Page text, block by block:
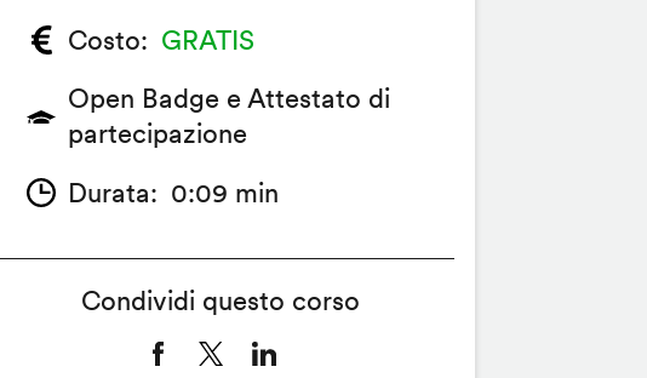
Costo
GRATIS
Open Badge e Attestato di
partecipazione
Durata
0:09 min
Condividi questo corso